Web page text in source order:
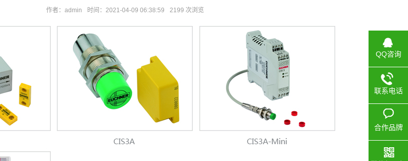
作者：admin 时间：2021-04-09 06:38:59 2199 次浏览
QQ咨询
联系电话
合作品牌